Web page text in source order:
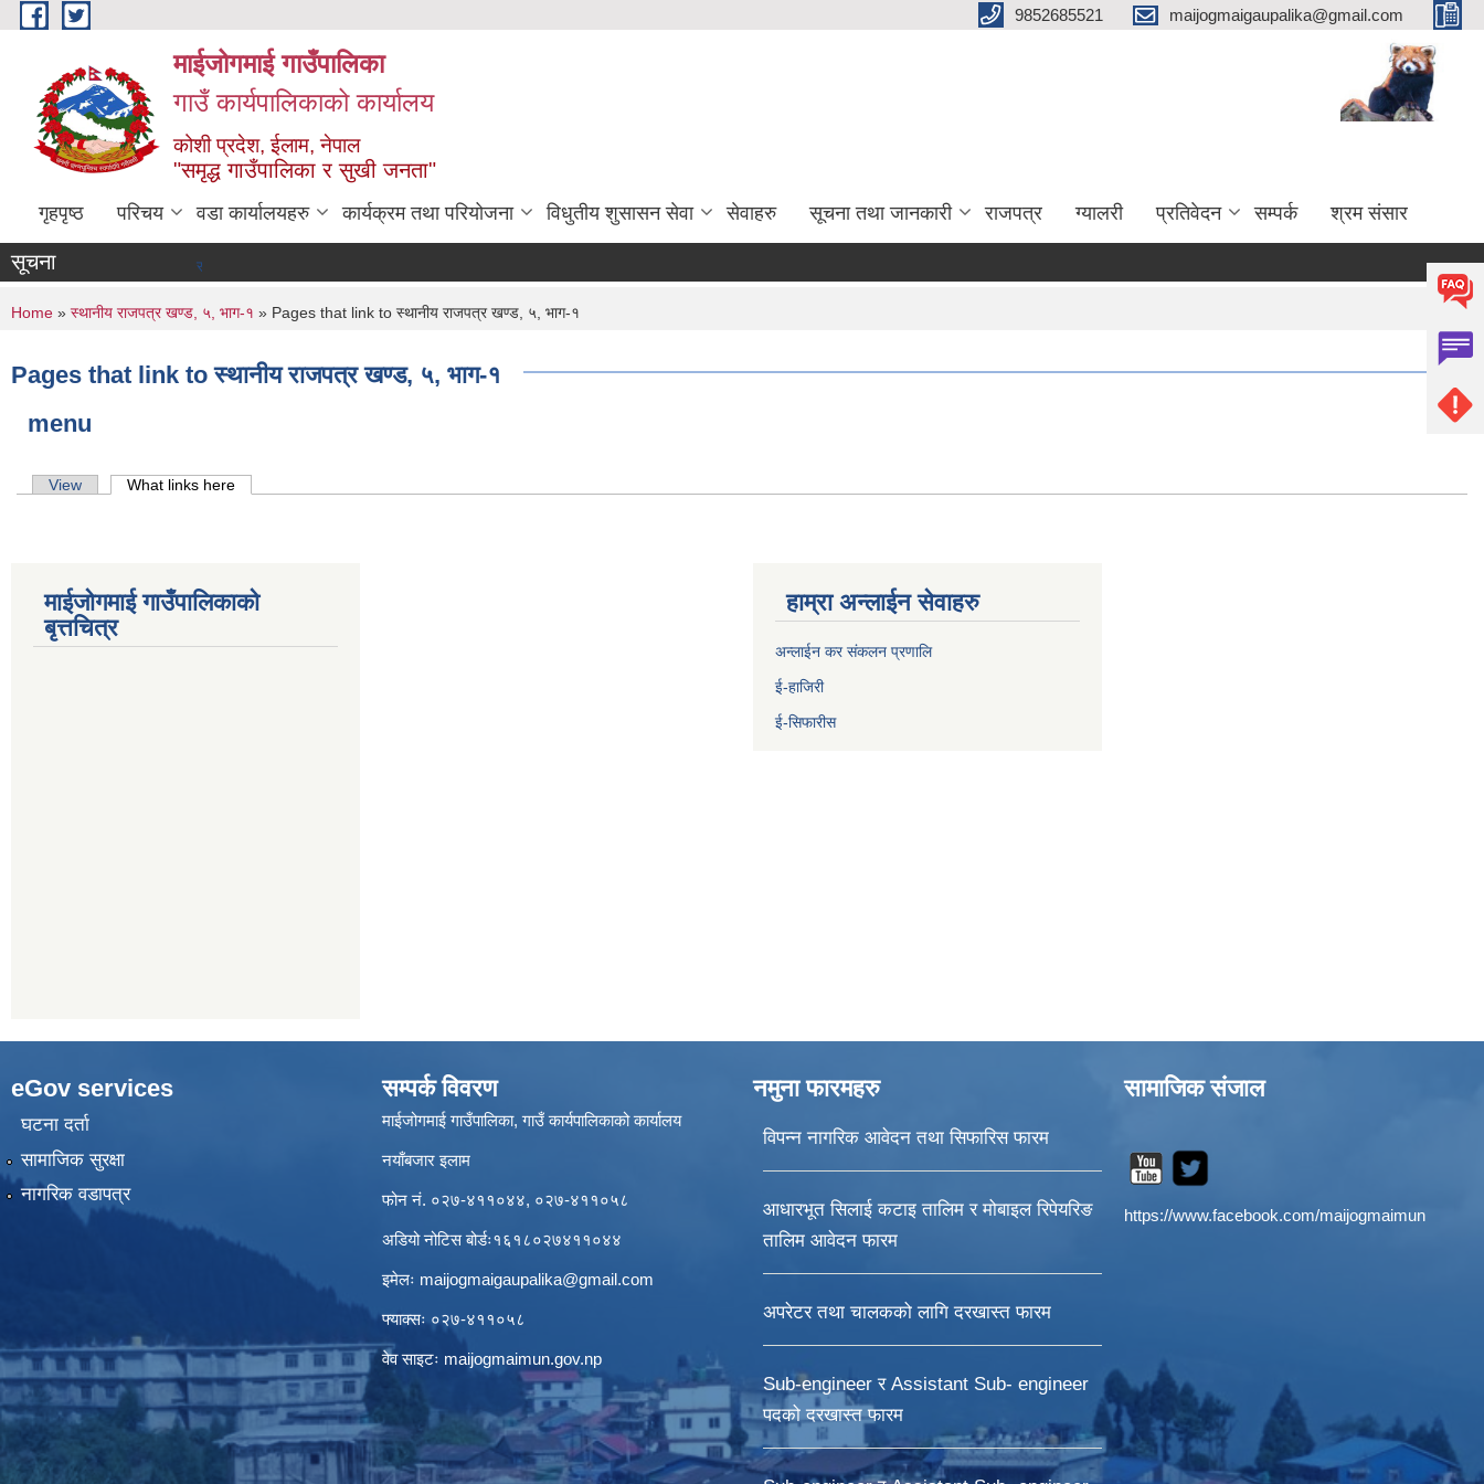
Skip to main content 9852685521 maijogmaigaupalika@gmail.com
माईजोगमाई गाउँपालिका
गाउँ कार्यपालिकाको कार्यालय
कोशी प्रदेश, ईलाम, नेपाल
"समृद्ध गाउँपालिका र सुखी जनता"
गृहपृष्ठ परिचय वडा कार्यालयहरु कार्यक्रम तथा परियोजना विधुतीय शुसासन सेवा सेवाहरु सूचना तथा जानकारी राजपत्र ग्यालरी प्रतिवेदन सम्पर्क श्रम संसार
सूचना सूचना तथा समाचार
You are here
Home » स्थानीय राजपत्र खण्ड, ५, भाग-१ » Pages that link to स्थानीय राजपत्र खण्ड, ५, भाग-१
Pages that link to स्थानीय राजपत्र खण्ड, ५, भाग-१
menu
Primary tabs
View What links here
माईजोगमाई गाउँपालिकाको
बृत्तचित्र
हाम्रा अन्लाईन सेवाहरु
अन्लाईन कर संकलन प्रणालि
ई-हाजिरी
ई-सिफारीस
eGov services
घटना दर्ता
सामाजिक सुरक्षा
नागरिक वडापत्र
सम्पर्क विवरण
माईजोगमाई गाउँपालिका, गाउँ कार्यपालिकाको कार्यालय
नयाँबजार इलाम
फोन नं. ०२७-४११०४४, ०२७-४११०५८
अडियो नोटिस बोर्डः१६१८०२७४११०४४
इमेलः maijogmaigaupalika@gmail.com
फ्याक्सः ०२७-४११०५८
वेव साइटः maijogmaimun.gov.np
नमुना फारमहरु
विपन्न नागरिक आवेदन तथा सिफारिस फारम
आधारभूत सिलाई कटाइ तालिम र मोबाइल रिपेयरिङ
तालिम आवेदन फारम
अपरेटर तथा चालकको लागि दरखास्त फारम
Sub-engineer र Assistant Sub- engineer
पदको दरखास्त फारम
सामाजिक संजाल
https://www.facebook.com/maijogmaimun